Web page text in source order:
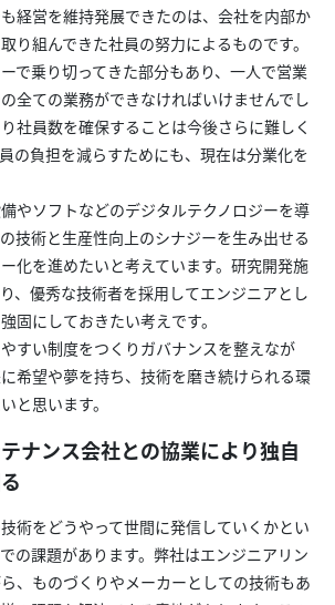
経営を維持発展できたのは、会社を内部か
り組んできた社員の努力によるものです。
で乗り切ってきた部分もあり、一人で営業
全ての業務ができなければいけませんでし
社員数を確保することは今後さらに難しく
の負担を減らすためにも、現在は分業化を
やソフトなどのデジタルテクノロジーを導
技術と生産性向上のシナジーを生み出せる
化を進めたいと考えています。研究開発施
、優秀な技術者を採用してエンジニアとし
固にしておきたい考えです。
すい制度をつくりガバナンスを整えなが
希望や夢を持ち、技術を磨き続けられる環
と思います。
ナンス会社との協業により独自
術をどうやって世間に発信していくかとい
の課題があります。弊社はエンジニアリン
、ものづくりやメーカーとしての技術もあ